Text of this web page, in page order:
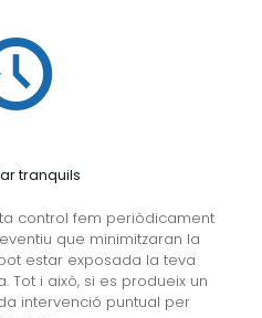
tranquils
control fem periòdicament
que minimitzaran la
estar exposada la teva
Tot i això, si es produeix un
intervenció puntual per